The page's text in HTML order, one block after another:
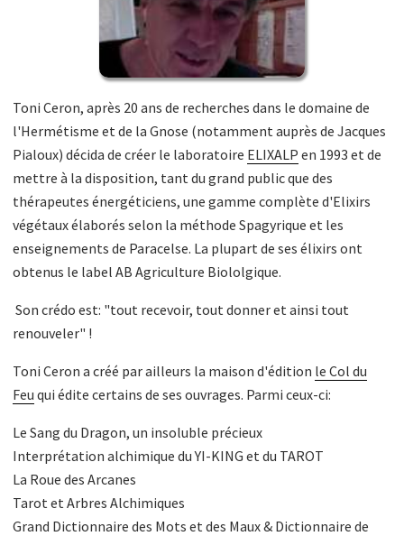
Toni Ceron, après 20 ans de recherches dans le domaine de
l'Hermétisme et de la Gnose (notamment auprès de Jacques
Pialoux) décida de créer le laboratoire ELIXALP en 1993 et de
mettre à la disposition, tant du grand public que des
thérapeutes énergéticiens, une gamme complète d'Elixirs
végétaux élaborés selon la méthode Spagyrique et les
enseignements de Paracelse. La plupart de ses élixirs ont
obtenus le label AB Agriculture Biololgique.
Son crédo est: "tout recevoir, tout donner et ainsi tout
renouveler" !
Toni Ceron a créé par ailleurs la maison d'édition le Col du
Feu qui édite certains de ses ouvrages. Parmi ceux-ci:
Le Sang du Dragon, un insoluble précieux
Interprétation alchimique du YI-KING et du TAROT
La Roue des Arcanes
Tarot et Arbres Alchimiques
Grand Dictionnaire des Mots et des Maux & Dictionnaire de